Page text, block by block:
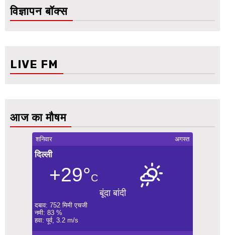
विज्ञापन बॉक्स
LIVE FM
आज का मौषम
शनिवार अगस्त
दिल्ली
+29°C
बूंदा बांदी
दबाव: 752 मिमी एचजी
नमी: 83 %
हवा: पूर्व, 3.2 m/s